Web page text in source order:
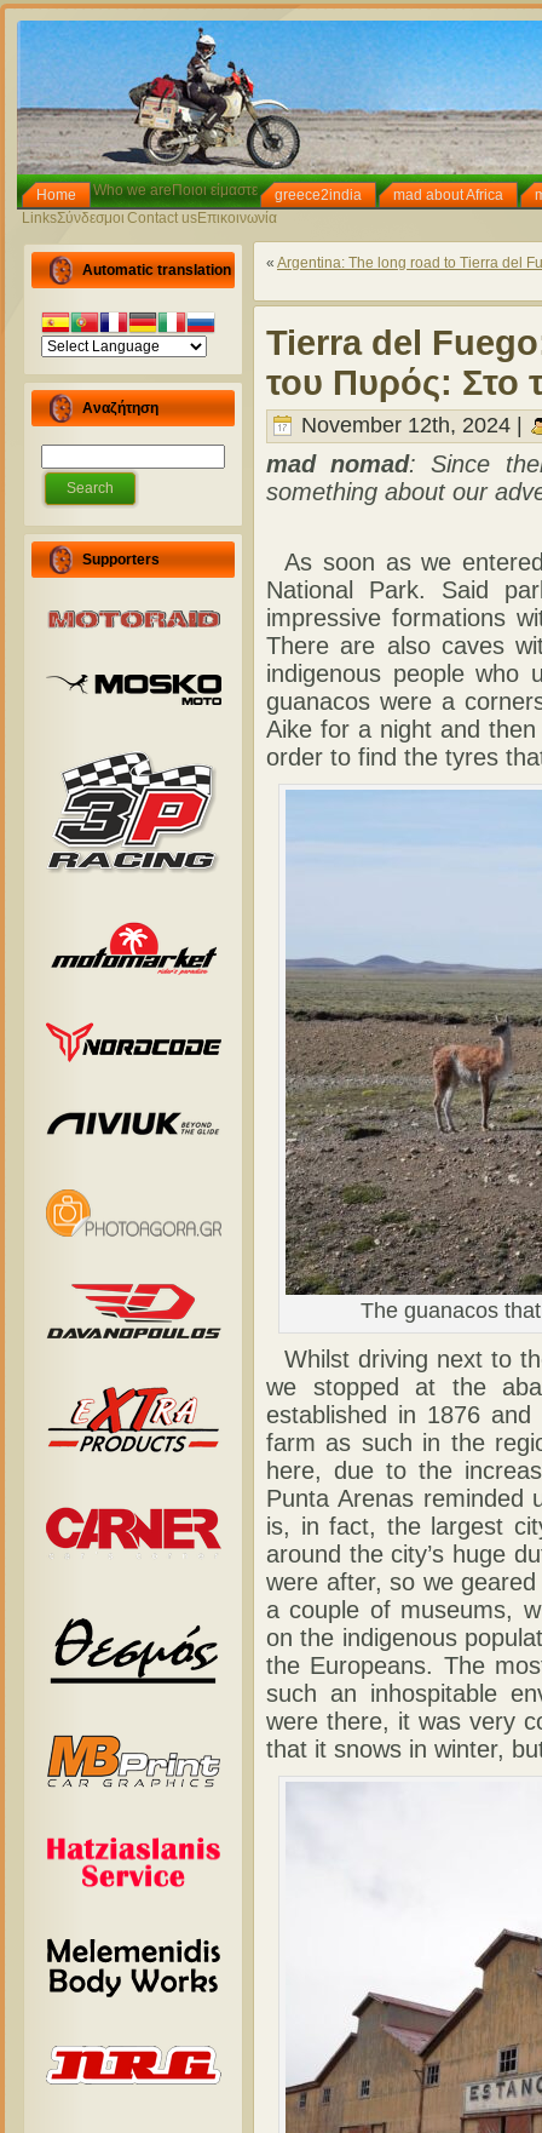
Home Who we areΠοιοι είμαστε greece2india mad about Africa
LinksΣύνδεσμοι Contact usΕπικοινωνία
Automatic translation
Αναζήτηση
Supporters
« Argentina: The long road to Tierra del
Tierra del
του Πυρός: Στο
November 12th, 2024 |
mad nomad: Since
something about our
As soon as we
National Park. Said
impressive formations
There are also caves
indigenous people who
guanacos were a
Aike for a night and
order to find the tyres
The guanacos
Whilst driving next to
we stopped at the
established in 1876
farm as such in the
here, due to the
Punta Arenas reminded
is, in fact, the largest
around the city’s huge
were after, so we
a couple of museums,
on the indigenous
the Europeans. The
such an inhospitable
were there, it was very
that it snows in winter,